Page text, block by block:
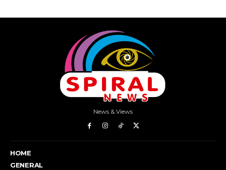
News & Views
HOME
GENERAL